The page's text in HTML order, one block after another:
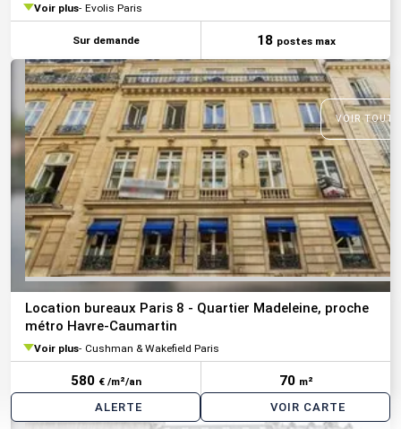
Voir plus Evolis Paris
Sur demande 18 postes max
VOIR
Location bureaux Paris 8 - Quartier Madeleine, proche
métro Havre-Caumartin
Voir plus Cushman & Wakefield Paris
580 € /m²/an 70 m²
ALERTE VOIR CARTE